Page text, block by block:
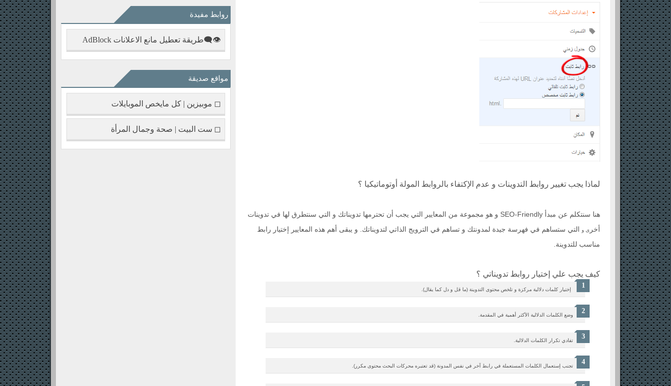
لماذا يجب تغيير روابط التدوينات و عدم الإكتفاء بالروابط المولة أوتوماتيكيا ؟
هنا سنتكلم عن مبدأ SEO-Friendly و هو مجموعة من المعايير التي يجب أن تحترمها تدويناتك و التي سنتطرق لها في تدوينات
أخر ى و التي ستساهم في فهرسة جيدة لمدونتك و تساهم في الترويج الذاتي لتدويناتك. و يبقى أهم هذه المعايير إختيار رابط
مناسب للتدوينة.
كيف يجب علي إختيار روابط تدويناتي ؟
إختيار كلمات دلالية مركزة و تلخص محتوى التدوينة (ما قل و دل كما يقال).
وضع الكلمات الدلالية الأكثر أهمية في المقدمة.
تفادي تكرار الكلمات الدلالية.
تجنب إستعمال الكلمات المستعملة في رابط آخر في نفس المدونة (قد تعتبره محركات البحث محتوى مكرر).
روابط مفيدة
👁‍🗨طريقة تعطيل مانع الاعلانات AdBlock
مواقع صديقة
◻ موبيزين | كل مايخص الموبايلات
◻ ست البيت | صحة وجمال المرأة